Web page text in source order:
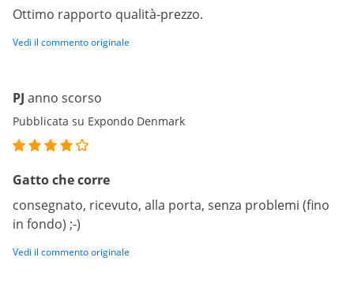
Ottimo rapporto qualità-prezzo.
Vedi il commento originale
PJ anno scorso
Pubblicata su Expondo Denmark
Gatto che corre
consegnato, ricevuto, alla porta, senza problemi (fino
in fondo) ;-)
Vedi il commento originale